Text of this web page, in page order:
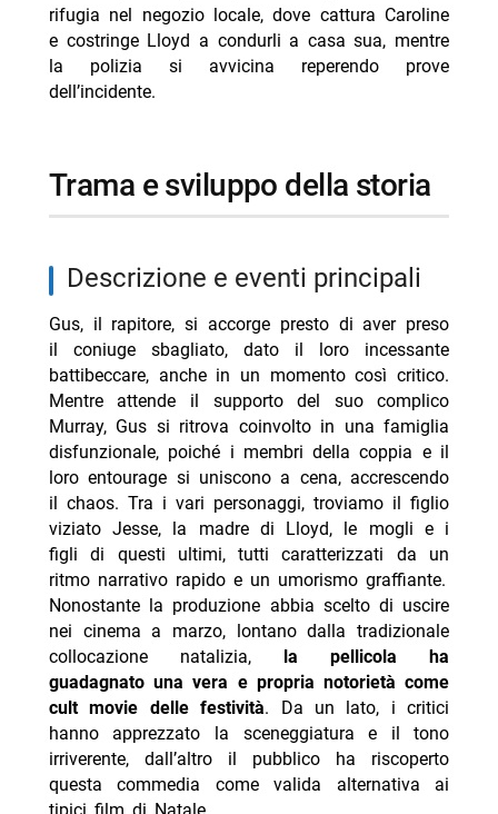
rifugia nel negozio locale, dove cattura Caroline
e costringe Lloyd a condurli a casa sua, mentre
la polizia si avvicina reperendo prove
dell’incidente.
trama e sviluppo della storia
descrizione e eventi principali
Gus, il rapitore, si accorge presto di aver preso
il coniuge sbagliato, dato il loro incessante
battibeccare, anche in un momento così critico.
Mentre attende il supporto del suo complico
Murray, Gus si ritrova coinvolto in una famiglia
disfunzionale, poiché i membri della coppia e il
loro entourage si uniscono a cena, accrescendo
il chaos. Tra i vari personaggi, troviamo il figlio
viziato Jesse, la madre di Lloyd, le mogli e i
figli di questi ultimi, tutti caratterizzati da un
ritmo narrativo rapido e un umorismo graffiante.
Nonostante la produzione abbia scelto di uscire
nei cinema a marzo, lontano dalla tradizionale
collocazione natalizia, la pellicola ha
guadagnato una vera e propria notorietà come
cult movie delle festività. Da un lato, i critici
hanno apprezzato la sceneggiatura e il tono
irriverente, dall’altro il pubblico ha riscoperto
questa commedia come valida alternativa ai